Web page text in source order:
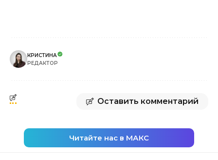
КРИСТИНА
РЕДАКТОР
Оставить комментарий
Читайте нас в МАКС